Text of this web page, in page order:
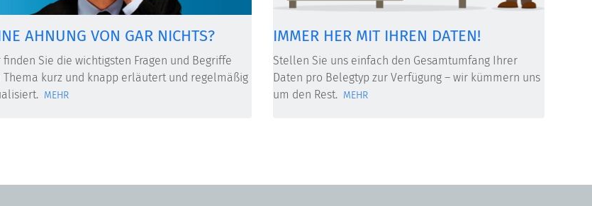
AHNUNG VON GAR NICHTS?
finden Sie die wichtigsten Fragen und Begriffe
Thema kurz und knapp erläutert und regelmäßig
MEHR
IMMER HER MIT IHREN DATEN!
Stellen Sie uns einfach den Gesamtumfang Ihrer
Daten pro Belegtyp zur Verfügung – wir kümmern uns
um den Rest. MEHR